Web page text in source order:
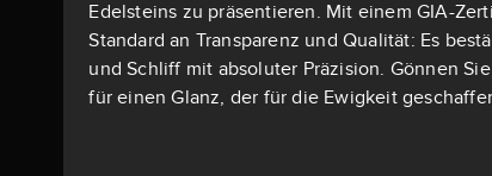
Edelsteins zu präsentieren. Mit einem GIA-
Standard an Transparenz und Qualität: Es
und Schliff mit absoluter Präzision. Gönnen
für einen Glanz, der für die Ewigkeit